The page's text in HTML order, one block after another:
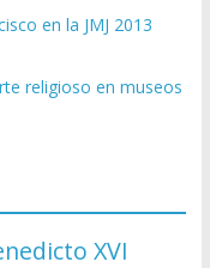
en la JMJ 2013
religioso en museos
XVI